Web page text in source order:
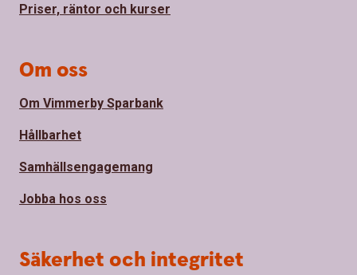
Priser, räntor och kurser
Om oss
Om Vimmerby Sparbank
Hållbarhet
Samhällsengagemang
Jobba hos oss
Säkerhet och integritet